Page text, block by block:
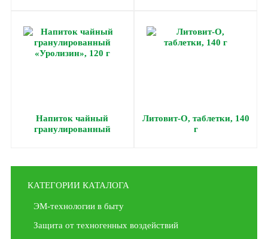
Напиток чайный
гранулированный
Литовит-О, таблетки, 140
г
КАТЕГОРИИ КАТАЛОГА
ЭМ-технологии в быту
Защита от техногенных воздействий